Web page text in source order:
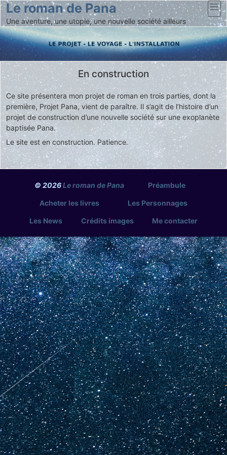
Le roman de Pana
Une aventure, une utopie, une nouvelle société ailleurs
En construction
Ce site présentera mon projet de roman en trois parties, dont la
première, Projet Pana, vient de paraître. Il s’agit de l’histoire d’un
projet de construction d’une nouvelle société sur une exoplanète
baptisée Pana.
Le site est en construction. Patience.
© 2026Le roman de Pana Préambule
Acheter les livres Les Personnages
Les News Crédits images Me contacter